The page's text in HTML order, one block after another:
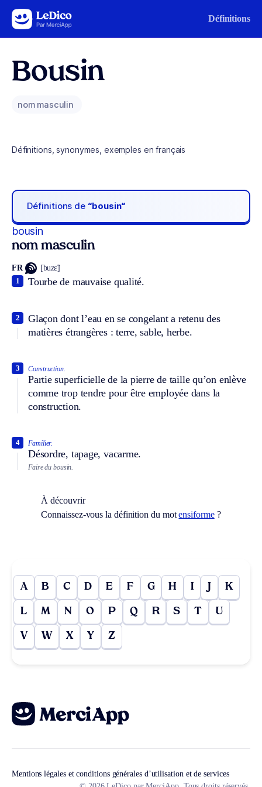
Aller au contenu Définitions
Bousin
nom masculin
Définitions, synonymes, exemples en français
Définitions de “bousin“
bousin
nom masculin
FR [buzɛ̃]
Tourbe de mauvaise qualité.
1
Glaçon dont l’eau en se congelant a retenu des
matières étrangères : terre, sable, herbe.
2
Construction.
Partie superficielle de la pierre de taille qu’on enlève
comme trop tendre pour être employée dans la
construction.
3
Familier.
Désordre, tapage, vacarme.
4
Faire du bousin.
À découvrir
Connaissez-vous la définition du motensiforme?
A B C D E F G H I J K
L M N O P Q R S T U
V W X Y Z
Mentions légales et conditions générales d’utilisation et de services